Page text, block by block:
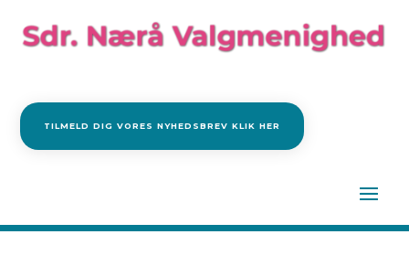
TILMELD DIG VORES NYHEDSBREV KLIK HER